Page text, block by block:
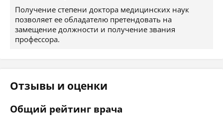
Получение степени доктора медицинских наук
позволяет ее обладателю претендовать на
замещение должности и получение звания
профессора.
Отзывы и оценки
Общий рейтинг врача